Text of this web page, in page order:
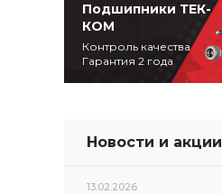
Подшипники ТЕК-
КОМ
Контроль качества
Гарантия 2 года
Новости и акции
13.02.2026